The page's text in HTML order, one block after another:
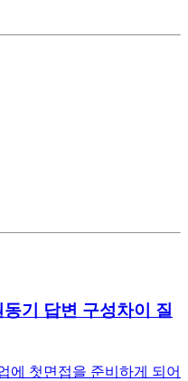
기 답변 구성차이 질
에 첫면접을 준비하게 되어